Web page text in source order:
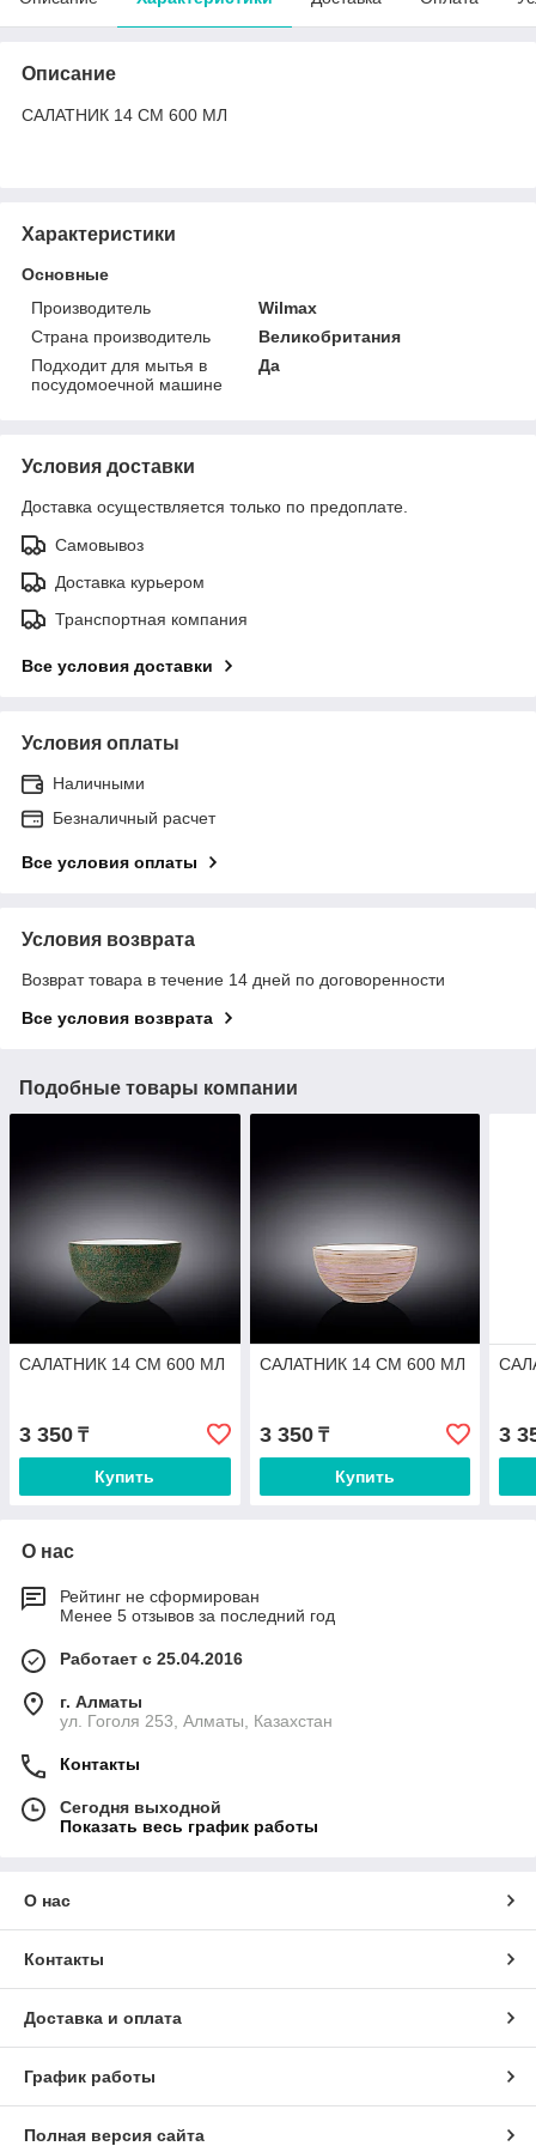
Описание
САЛАТНИК 14 СМ 600 МЛ
Характеристики
Основные
Производитель
Wilmax
Страна производитель
Великобритания
Подходит для мытья в
посудомоечной машине
Да
Условия доставки
Доставка осуществляется только по предоплате.
Самовывоз
Доставка курьером
Транспортная компания
Все условия доставки
Условия оплаты
Наличными
Безналичный расчет
Все условия оплаты
Условия возврата
Возврат товара в течение 14 дней по договоренности
Все условия возврата
Подобные товары компании
САЛАТНИК 14 СМ 600 МЛ
3 350 ₸
Купить
САЛАТНИК 14 СМ 600 МЛ
3 350₸
Купить
3
О нас
Рейтинг не сформирован
Менее 5 отзывов за последний год
Работает с 25.04.2016
г. Алматы
ул. Гоголя 253, Алматы, Казахстан
Контакты
Сегодня выходной
Показать весь график работы
О нас
Контакты
Доставка и оплата
График работы
Полная версия сайта